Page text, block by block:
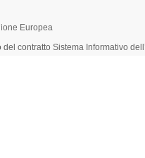
Europea
contratto Sistema Informativo